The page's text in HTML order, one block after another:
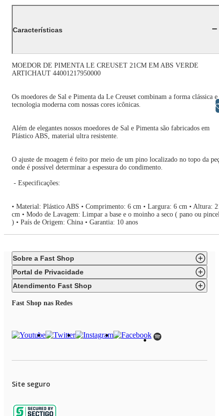
Características
MOEDOR DE PIMENTA LE CREUSET 21CM EM ABS VERDE
ARTICHAUT 44001217950000
Os moedores de Sal e Pimenta da Le Creuset combinam a forma clássica e
tecnologia moderna com nossas cores icônicas.
Além de elegantes nossos moedores de Sal e Pimenta são fabricados em
Plástico ABS, material ultra resistente.
O ajuste de moagem é feito por meio de um pino localizado no topo da
onde é possível determinar a espessura do condimento.
- Especificações:
• Material: Plástico ABS • Comprimento: 6 cm • Largura: 6 cm • Altura:
cm • Modo de Lavagem: Limpar a base e o moinho a seco ( pano ou
) • País de Origem: China • Garantia: 10 anos
Sobre a Fast Shop
Portal de Privacidade
Atendimento Fast Shop
Fast Shop nas Redes
Site seguro